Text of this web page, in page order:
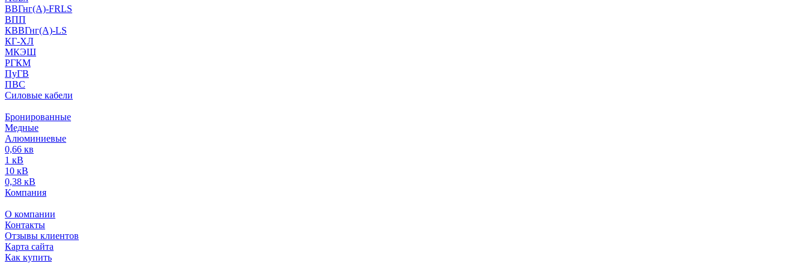
ВВГнг(А)-FRLS
ВПП
КВВГнг(А)-LS
КГ-ХЛ
МКЭШ
РГКМ
ПуГВ
ПВС
Силовые кабели
Бронированные
Медные
Алюминиевые
0,66 кв
1 кВ
10 кВ
0,38 кВ
Компания
О компании
Контакты
Отзывы клиентов
Карта сайта
Как купить